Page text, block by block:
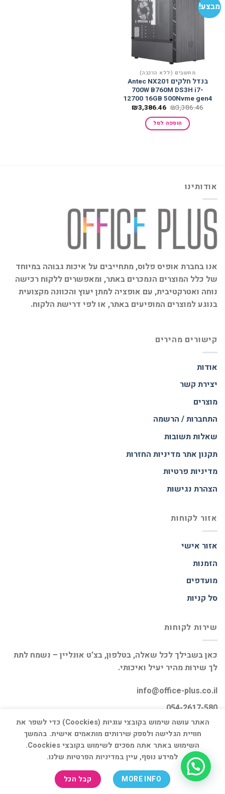
מבצע!
למועדפים
מחשבים (ללא הרכבה)
בנדל חלקים Antec NX201
700W B760M DS3H i7-
12700 16GB 500Nvme gen4
₪3,386.46 המחיר
היה:
₪3,386.46.
₪3,386.46 המחיר
הוספה לסל
אודותינו
אנו בחברת אופיס פלוס, מתחייבים על איכות גבוהה במיוחד
של כלל המוצרים הנמכרים באתר, ומאפשרים ללקוח רכישה
נוחה ואטרקטיבית, עם אופציה למתן יעוץ והכוונה מקצועית
בנוגע למוצרים המופיעים באתר, או לפי דרישת הלקוח.
קישורים מהירים
אודות
יצירת קשר
מוצרים
התחברות / הרשמה
שאלות תשובות
תקנון אתר מדיניות החזרות
מדיניות פרטיות
הצהרת נגישות
אזור לקוחות
אזור אישי
הזמנות
מועדפים
סל קניות
שירות לקוחות
כאן בשבילך לכל שאלה, בטלפון, בצ’ט אונליין – נשמח לתת
לך שירות מהיר יעיל ואיכותי.
info@office-plus.co.il
054-2617-580
כל הזכויות שמורות 2026 © אופיס פלוס
האתר עושה שימוש בקובצי עוגיות (Coockies) כדי לשפר את
חוויית הגלישה ולספק שירותים מותאמים אישית. בהמשך
השימוש באתר אתה מסכים לשימוש בקובצי Coockies.
למידע נוסף, עיין במדיניות הפרטיות שלנו.
MORE INFO קבל הכל